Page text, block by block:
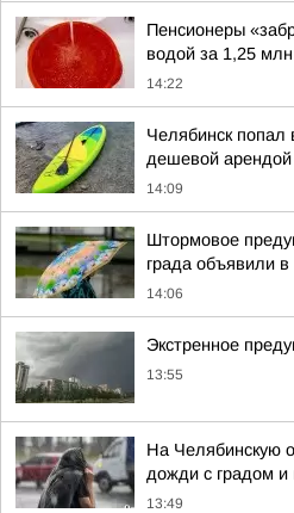
Пенсионеры
водой за 1,25
14:22
Челябинск попал
дешевой арендой
14:09
Штормовое
града объявили
14:06
Экстренное
13:55
На Челябинскую
дожди с градом и
13:49